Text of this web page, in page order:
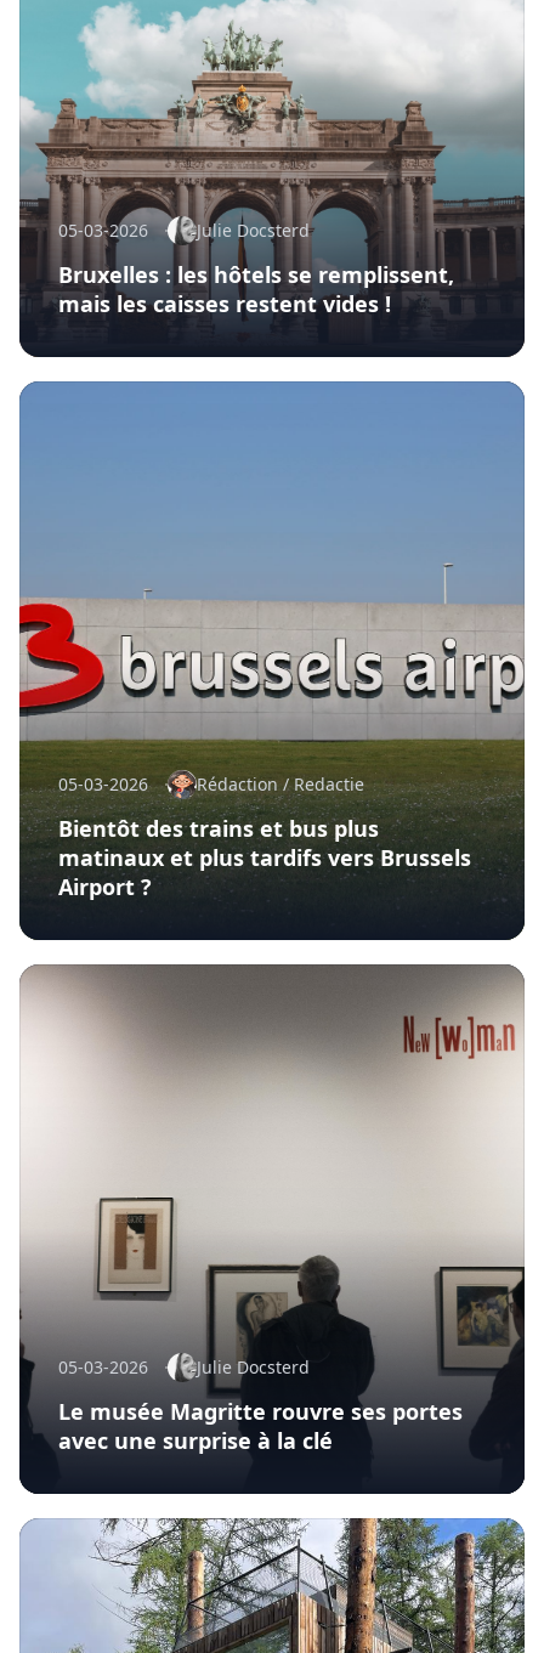
05-03-2026 Julie Docsterd
Bruxelles : les hôtels se remplissent,
mais les caisses restent vides !
05-03-2026 Rédaction / Redactie
Bientôt des trains et bus plus
matinaux et plus tardifs vers Brussels
Airport ?
05-03-2026 Julie Docsterd
Le musée Magritte rouvre ses portes
avec une surprise à la clé